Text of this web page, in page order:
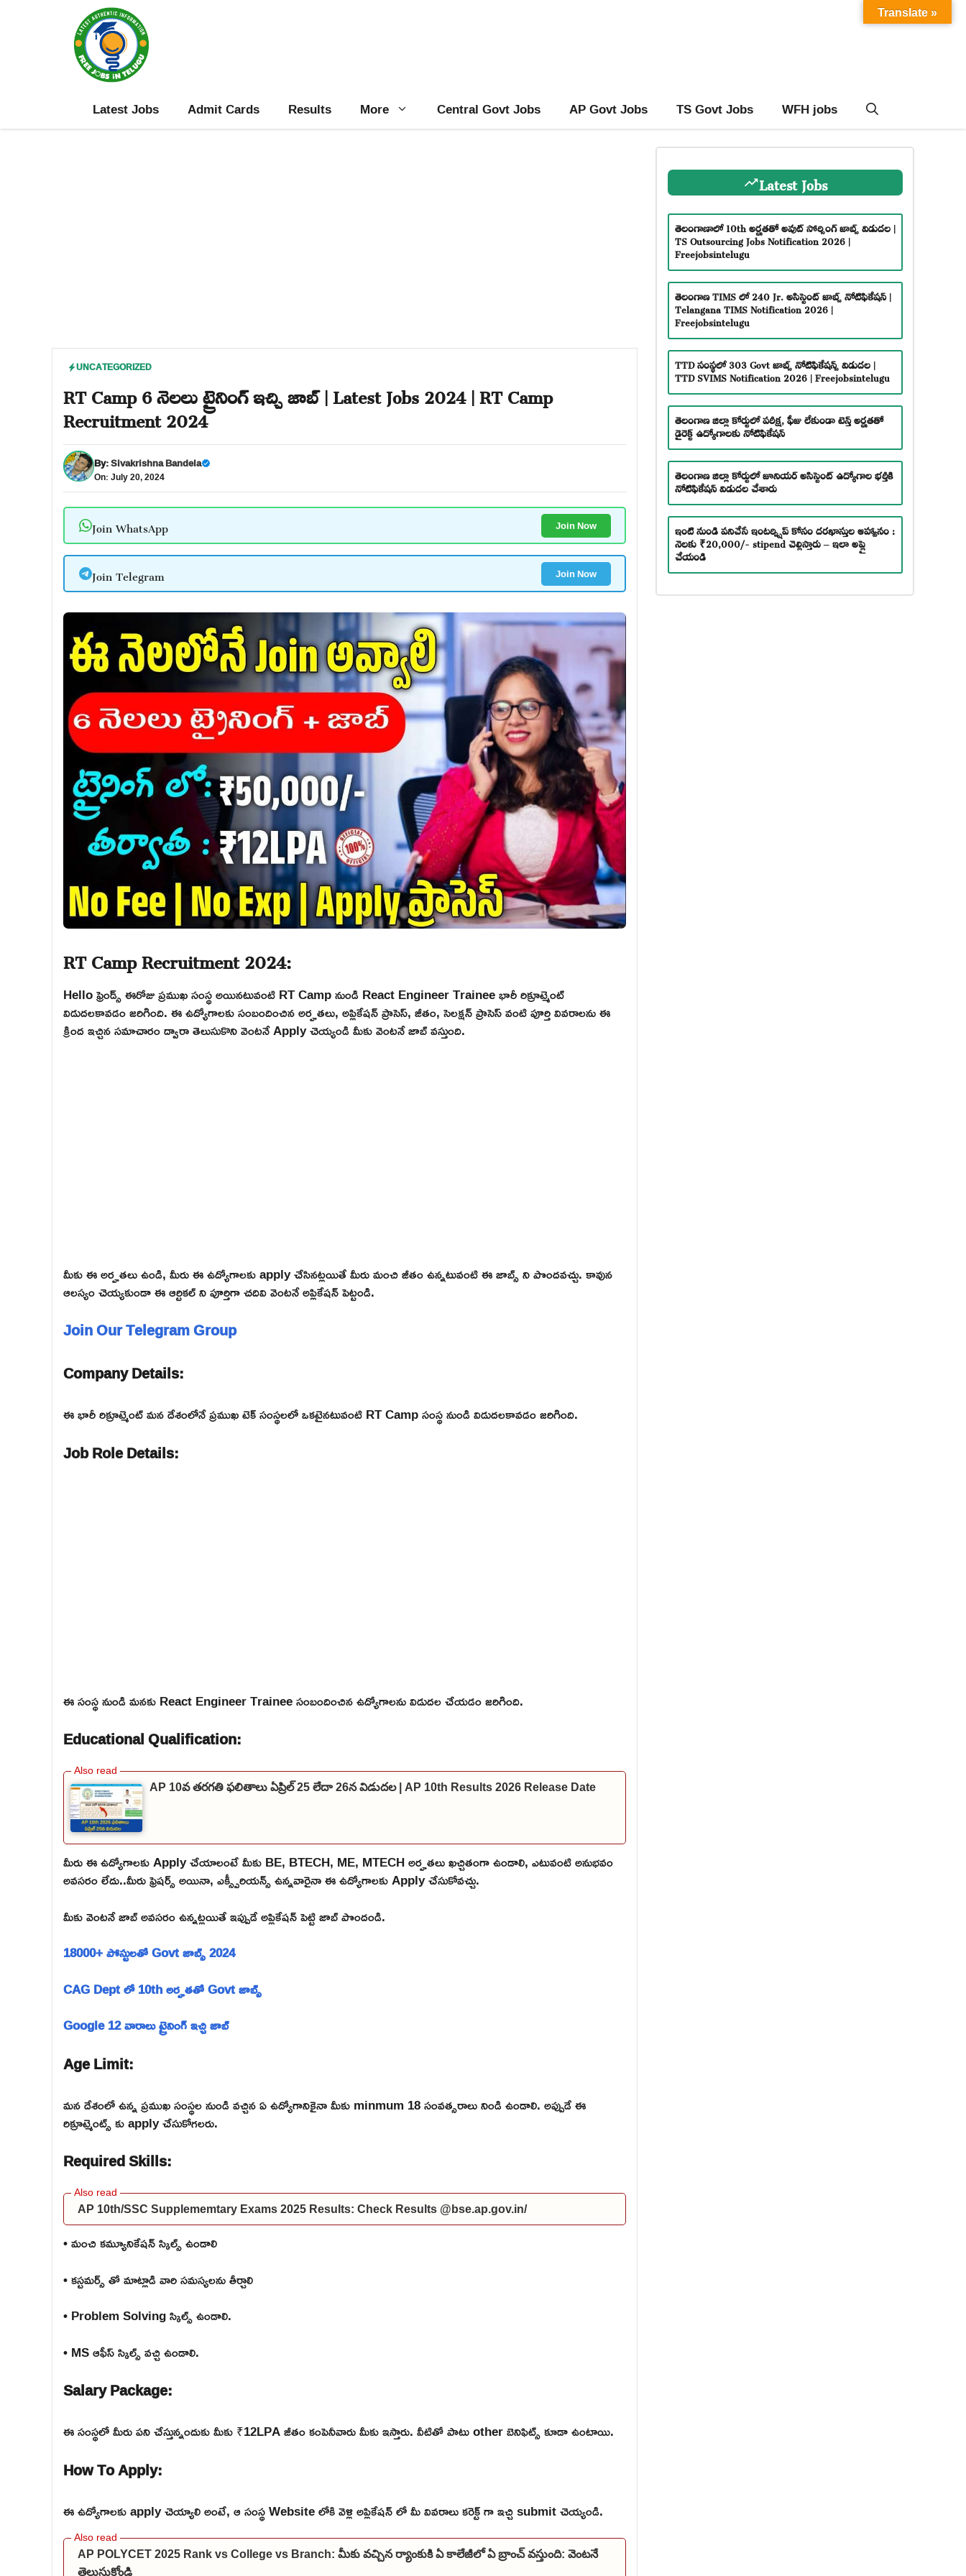
Latest Jobs Admit Cards Results More Central Govt Jobs AP Govt Jobs TS Govt Jobs WFH jobs
UNCATEGORIZED
RT Camp 6 నెలలు ట్రైనింగ్ ఇచ్చి జాబ్ | Latest Jobs 2024 | RT Camp
Recruitment 2024
By:Sivakrishna Bandela
On: July 20, 2024
Join WhatsApp Join Now
Join Telegram Join Now
RT Camp Recruitment 2024:
Hello ఫ్రెండ్స్ ఈరోజు ప్రముఖ సంస్థ అయినటువంటి RT Camp నుండి React Engineer Trainee భారీ రిక్రూట్మెంట్
విడుదలకావడం జరిగింది. ఈ ఉద్యోగాలకు సంబందించిన అర్హతలు, అప్లికేషన్ ప్రాసెస్, జీతం, సెలక్షన్ ప్రాసెస్ వంటి పూర్తి వివరాలను ఈ
క్రింద ఇచ్చిన సమాచారం ద్వారా తెలుసుకొని వెంటనే Apply చెయ్యండి మీకు వెంటనే జాబ్ వస్తుంది.
మీకు ఈ అర్హతలు ఉండి, మీరు ఈ ఉద్యోగాలకు apply చేసినట్లయితే మీరు మంచి జీతం ఉన్నటువంటి ఈ జాబ్స్ ని పొందవచ్చు. కావున
ఆలస్యం చెయ్యకుండా ఈ ఆర్టికల్ ని పూర్తిగా చదివి వెంటనే అప్లికేషన్ పెట్టండి.
Join Our Telegram Group
Company Details:
ఈ భారీ రిక్రూట్మెంట్ మన దేశంలోనే ప్రముఖ టెక్ సంస్థలలో ఒకటైనటువంటి RT Camp సంస్థ నుండి విడుదలకావడం జరిగింది.
Job Role Details:
ఈ సంస్థ నుండి మనకు React Engineer Trainee సంబందించిన ఉద్యోగాలను విడుదల చేయడం జరిగింది.
Educational Qualification:
AP 10వ తరగతి ఫలితాలు ఏప్రిల్ 25 లేదా 26న విడుదల | AP 10th Results 2026 Release Date
మీరు ఈ ఉద్యోగాలకు Apply చేయాలంటే మీకు BE, BTECH, ME, MTECH అర్హతలు ఖచ్చితంగా ఉండాలి, ఎటువంటి అనుభవం
అవసరం లేదు..మీరు ఫ్రెషర్స్ అయినా, ఎక్స్పీరియన్స్ ఉన్నవారైనా ఈ ఉద్యోగాలకు Apply చేసుకోవచ్చు.
మీకు వెంటనే జాబ్ అవసరం ఉన్నట్లయితే ఇప్పుడే అప్లికేషన్ పెట్టి జాబ్ పొందండి.
18000+ పోస్టులతో Govt జాబ్స్ 2024
CAG Dept లో 10th అర్హతతో Govt జాబ్స్
Google 12 వారాలు ట్రైనింగ్ ఇచ్చి జాబ్
Age Limit:
మన దేశంలో ఉన్న ప్రముఖ సంస్థల నుండి వచ్చిన ఏ ఉద్యోగానికైనా మీకు minmum 18 సంవత్సరాలు నిండి ఉండాలి. అప్పుడే ఈ
రిక్రూట్మెంట్స్ కు apply చేసుకోగలరు.
Required Skills:
AP 10th/SSC Supplememtary Exams 2025 Results: Check Results @bse.ap.gov.in/
• మంచి కమ్యూనికేషన్ స్కిల్స్ ఉండాలి
• కస్టమర్స్ తో మాట్లాడి వారి సమస్యలను తీర్చాలి
• Problem Solving స్కిల్స్ ఉండాలి.
• MS ఆఫీస్ స్కిల్స్ వచ్చి ఉండాలి.
Salary Package:
ఈ సంస్థలో మీరు పని చేస్తున్నందుకు మీకు ₹12LPA జీతం కంపెనీవారు మీకు ఇస్తారు. వీటితో పాటు other బెనిఫిట్స్ కూడా ఉంటాయి.
How To Apply:
ఈ ఉద్యోగాలకు apply చెయ్యాలి అంటే, ఆ సంస్థ Website లోకి వెళ్లి అప్లికేషన్ లో మీ వివరాలు కరెక్ట్ గా ఇచ్చి submit చెయ్యండి.
AP POLYCET 2025 Rank vs College vs Branch: మీకు వచ్చిన ర్యాంకుకి ఏ కాలేజీలో ఏ బ్రాంచ్ వస్తుంది: వెంటనే
తెలుసుకోండి
Latest Jobs
తెలంగాణాలో 10th అర్హతతో అవుట్ సోర్సింగ్ జాబ్స్ విడుదల |
TS Outsourcing Jobs Notification 2026 |
Freejobsintelugu
తెలంగాణ TIMS లో 240 Jr. అసిస్టెంట్ జాబ్స్ నోటిఫికేషన్ |
Telangana TIMS Notification 2026 |
Freejobsintelugu
TTD సంస్థలో 303 Govt జాబ్స్ నోటిఫికేషన్స్ విడుదల |
TTD SVIMS Notification 2026 | Freejobsintelugu
తెలంగాణ జిల్లా కోర్టులో పరీక్ష, ఫీజు లేకుండా టెన్త్ అర్హతతో
డైరెక్ట్ ఉద్యోగాలకు నోటిఫికేషన్
తెలంగాణ జిల్లా కోర్టులో జూనియర్ అసిస్టెంట్ ఉద్యోగాల భర్తీకి
నోటిఫికేషన్ విడుదల చేశారు
ఇంటి నుండి పనిచేసే ఇంటర్న్షిప్ కోసం దరఖాస్తుల ఆహ్వానం :
నెలకు ₹20,000/- stipend చెల్లిస్తారు – ఇలా అప్లై
చేయండి
Translate »